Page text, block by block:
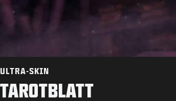
ULTRA-SKIN
TAROTBLATT